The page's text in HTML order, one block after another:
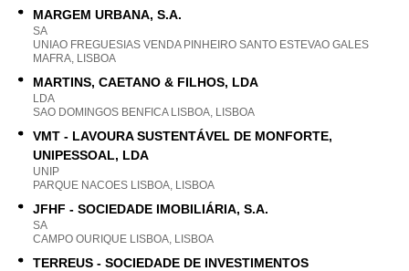
MARGEM URBANA, S.A.
SA
UNIAO FREGUESIAS VENDA PINHEIRO SANTO ESTEVAO GALES
MAFRA, LISBOA
MARTINS, CAETANO & FILHOS, LDA
LDA
SAO DOMINGOS BENFICA LISBOA, LISBOA
VMT - LAVOURA SUSTENTÁVEL DE MONFORTE,
UNIPESSOAL, LDA
UNIP
PARQUE NACOES LISBOA, LISBOA
JFHF - SOCIEDADE IMOBILIÁRIA, S.A.
SA
CAMPO OURIQUE LISBOA, LISBOA
TERREUS - SOCIEDADE DE INVESTIMENTOS